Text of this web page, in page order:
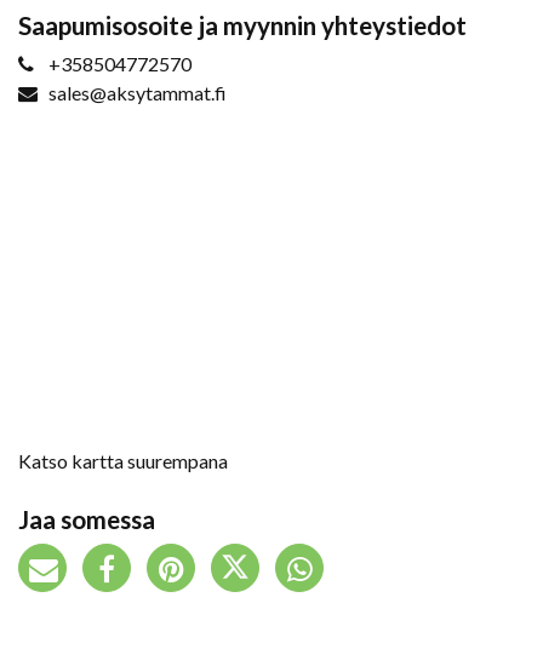
Saapumisosoite ja myynnin yhteystiedot
+358504772570
sales@aksytammat.fi
Katso kartta suurempana
Jaa somessa